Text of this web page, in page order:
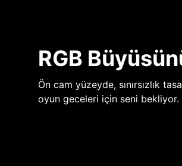
RGB
Ön cam yüzeyde, sınırsızlık
oyun geceleri için seni bekliyor.